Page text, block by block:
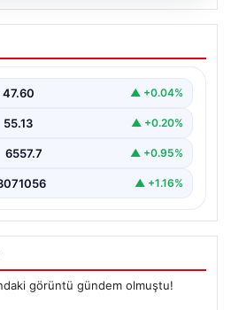
Yardımı Ödemeleri
Açıkladı
hesaplara yatırılmaya devam
47.60 ▲ +0.04%
55.13 ▲ +0.20%
6557.7 ▲ +0.95%
▲ +1.16%
görüntü gündem olmuştu!